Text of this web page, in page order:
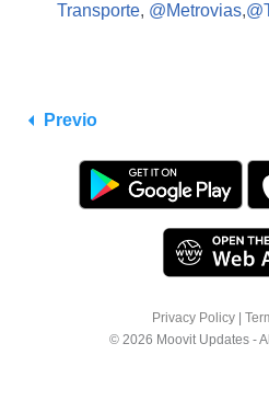
Transporte, @Metrovias,
Previo
Privacy Policy
© 2026 Moovit Updates -